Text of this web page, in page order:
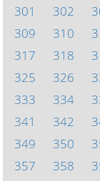
301
302
309
310
317
318
325
326
333
334
341
342
349
350
357
358